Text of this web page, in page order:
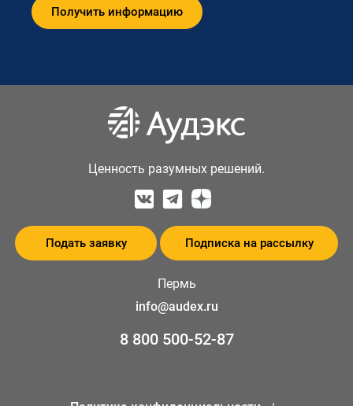
Ценность разумных решений.
Подать заявку Подписка на рассылку
Пермь
info@audex.ru
8 800 500-52-87